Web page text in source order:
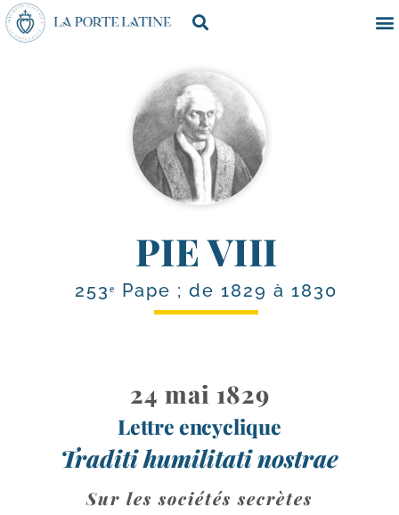
PIE VIII
253ᵉ Pape ; de 1829 à 1830
24 mai 1829
Lettre encyclique
Traditi humilitati nostrae
Sur les sociétés secrètes